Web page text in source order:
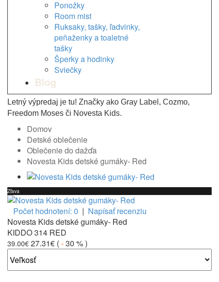
Ponožky
Room mist
Ruksaky, tašky, ľadvinky,
peňaženky a toaletné
tašky
Šperky a hodinky
Sviečky
Blog
Letný výpredaj je tu! Značky ako Gray Label, Cozmo,
Freedom Moses či Novesta Kids.
Domov
Detské oblečenie
Oblečenie do dažďa
Novesta Kids detské gumáky- Red
Zľava
Počet hodnotení: 0 | Napísať recenziu
Novesta Kids detské gumáky- Red
KIDDO 314 RED
39.00€ 27.31€ (-30 %)